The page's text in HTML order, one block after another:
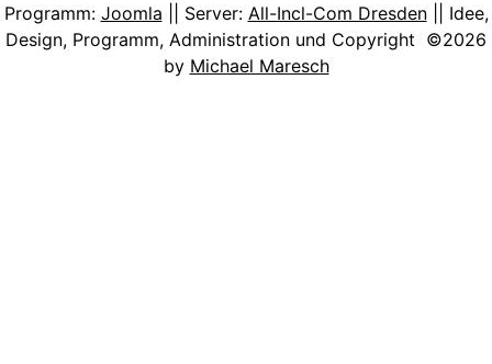
Programm: Joomla || Server: All-Incl-Com Dresden|| Idee,
Design, Programm, Administration und Copyright ©2026
by Michael Maresch